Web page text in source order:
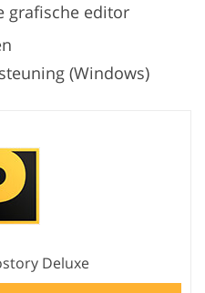
grafische editor
(Windows)
Deluxe